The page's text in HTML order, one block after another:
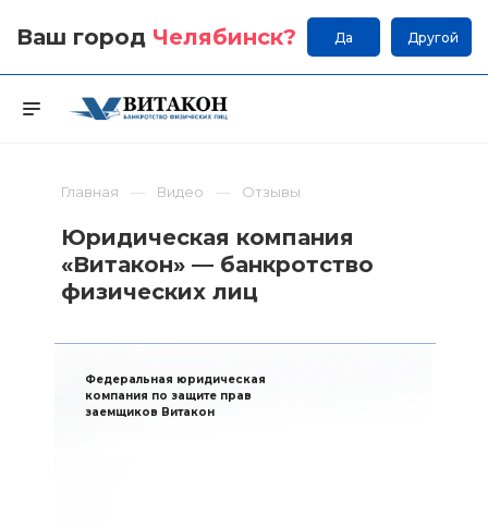
Ваш город Челябинск? Да Другой
Главная Видео Отзывы
Юридическая компания
«Витакон» — банкротство
физических лиц
Федеральная юридическая
компания по защите прав
заемщиков Витакон